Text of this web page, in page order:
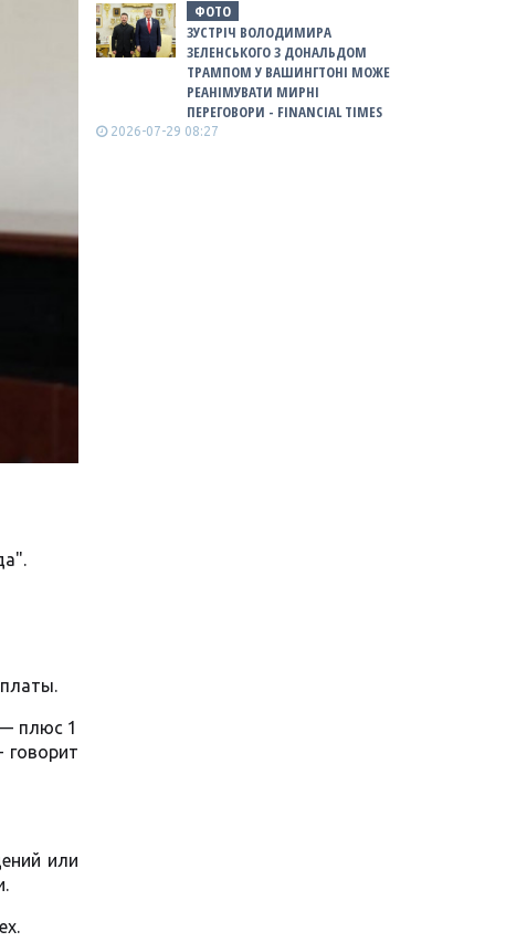
плюс 1
говорит
или
ФОТО
ЗУСТРІЧ ВОЛОДИМИРА
ЗЕЛЕНСЬКОГО З ДОНАЛЬДОМ
ТРАМПОМ У ВАШИНГТОНІ МОЖЕ
РЕАНІМУВАТИ МИРНІ
ПЕРЕГОВОРИ - FINANCIAL TIMES
2026-07-29 08:27